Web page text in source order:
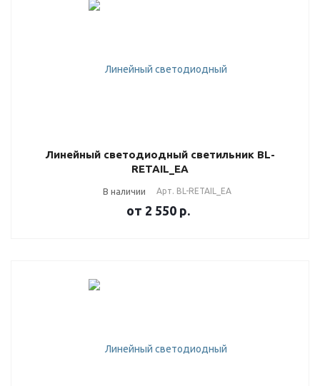
Линейный светодиодный светильник BL-
RETAIL_EA
В наличии Арт. BL-RETAIL_EA
от 2 550 р.